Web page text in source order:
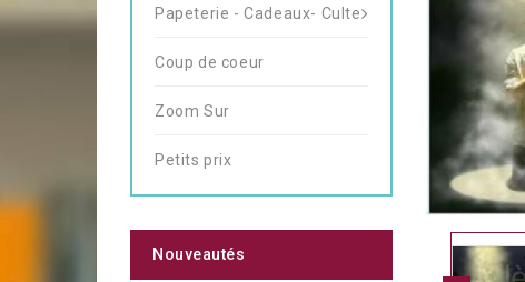
Papeterie - Cadeaux- Culte
Coup de coeur
Zoom Sur
Petits prix
Nouveautés